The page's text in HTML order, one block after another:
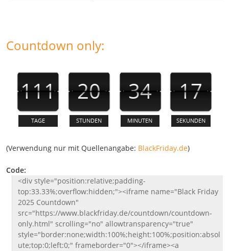
Countdown only:
(Verwendung nur mit Quellenangabe: BlackFriday.de)
Code:
<div style="position:relative;padding-
top:33.33%;overflow:hidden;"><iframe name="Black Friday
2025 Countdown"
src="https://www.blackfriday.de/countdown/countdown-
only.html" scrolling="no" allowtransparency="true"
style="border:none;width:100%;height:100%;position:absol
ute;top:0;left:0;" frameborder="0"></iframe><a